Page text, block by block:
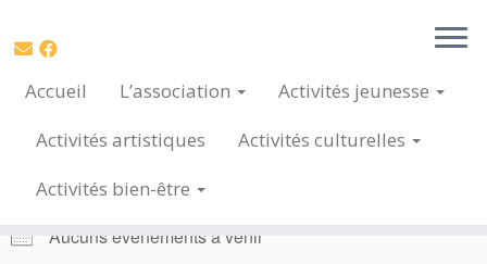
Accueil L’association Activités jeunesse
Activités artistiques Activités culturelles
Activités bien-être
vie associative
4 Fév, 2017
PROCHAIN ÉVÈNEMENT
Aucuns évènements à venir